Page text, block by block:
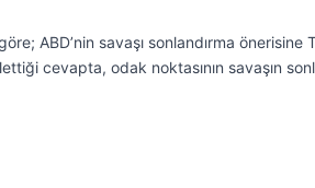
ABD’nin savaşı sonlandırma önerisine
cevapta, odak noktasının savaşın